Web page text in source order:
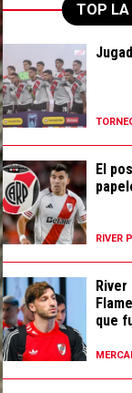
TOP LA
El
RIVER
que